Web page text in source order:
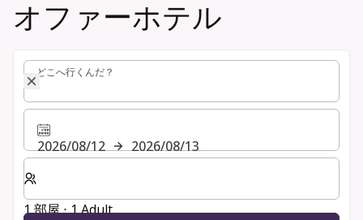
オファーホテル
どこへ行くんだ？
どこへ行くんだ？
2026/08/12
2026/08/13
客室数と宿泊人数をお選びください。
1 部屋 ⋅ 1 Adult